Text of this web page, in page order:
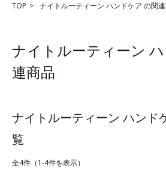
TOP ナイトルーティーン ハンドケア の関
ナイトルーティーン
連商品
ナイトルーティーン ハンド
覧
全4件（1-4件を表示）